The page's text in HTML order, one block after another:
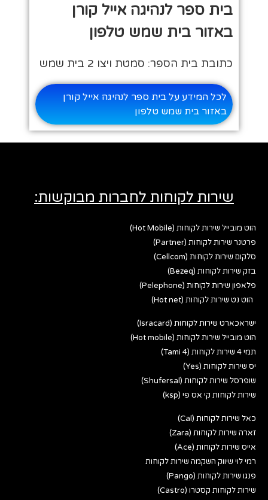
בית ספר לנהיגה אייל קורן
באזור בית שמש טלפון
כתובת בית הספר: סמטת ויצו 2 בית שמש
לכל המידע על בית ספר לנהיגה אייל קורן
באזור בית שמש טלפון
שירות לקוחות לחברות מבוקשות:
הוט מובייל שירות לקוחות (Hot Mobile)
פרטנר שירות לקוחות (Partner)
סלקום שירות לקוחות (Cellcom)
בזק שירות לקוחות (Bezeq)
פלאפון שירות לקוחות (Pelephone)
הוט נט שירות לקוחות (Hot net)
ישראכארט שירות לקוחות (Isracard)
הוט מובייל שירות לקוחות (Hot mobile)
תמי 4 שירות לקוחות (Tami 4)
יס שירות לקוחות (Yes)
שופרסל שירות לקוחות (Shufersal)
שירות לקוחות קי אס פי (ksp)
כאל שירות לקוחות (Cal)
זארה שירות לקוחות (Zara)
אייס שירות לקוחות (Ace)
רמי לוי שיווק השקמה שירות לקוחות
פנגו שירות לקוחות (Pango)
שירות לקוחות קסטרו (Castro)